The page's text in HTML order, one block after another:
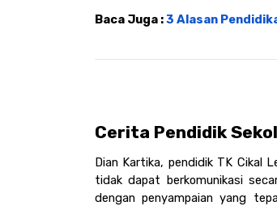
Baca Juga : 3 Alasan
Cerita Pendidik
Dian Kartika, pendidik TK Cikal
tidak dapat berkomunikasi
dengan penyampaian yang